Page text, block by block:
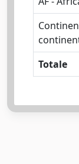
Totale